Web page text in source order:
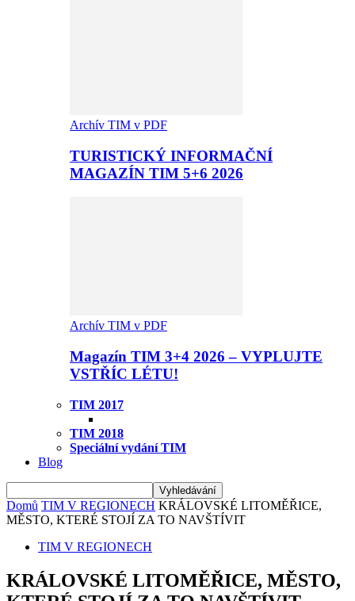
Archív TIM v PDF
TURISTICKÝ INFORMAČNÍ
MAGAZÍN TIM 5+6 2026
Archív TIM v PDF
Magazín TIM 3+4 2026 – VYPLUJTE
VSTŘÍC LÉTU!
TIM 2017
TIM 2018
Speciální vydání TIM
Blog
Domů TIM V REGIONECH KRÁLOVSKÉ LITOMĚŘICE,
MĚSTO, KTERÉ STOJÍ ZA TO NAVŠTÍVIT
TIM V REGIONECH
KRÁLOVSKÉ LITOMĚŘICE, MĚSTO,